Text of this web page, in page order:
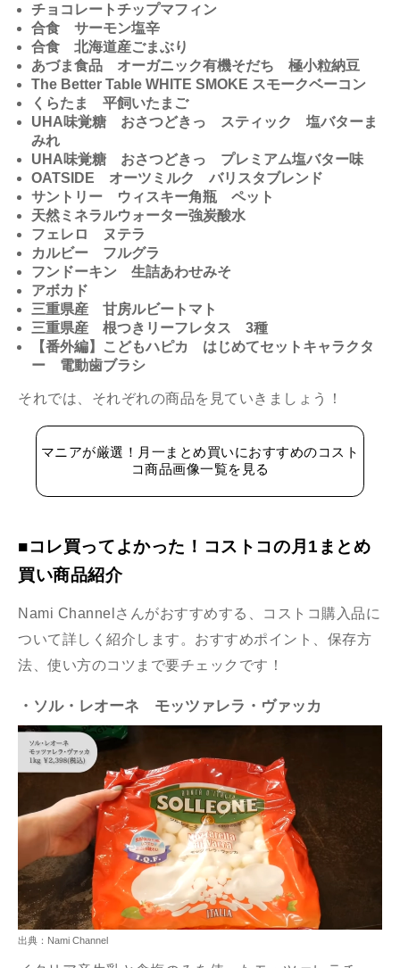
チョコレートチップマフィン
合食 サーモン塩辛
合食 北海道産ごまぶり
あづま食品 オーガニック有機そだち 極小粒納豆
The Better Table WHITE SMOKE スモークベーコン
くらたま 平飼いたまご
UHA味覚糖 おさつどきっ スティック 塩バターま
みれ
UHA味覚糖 おさつどきっ プレミアム塩バター味
OATSIDE オーツミルク バリスタブレンド
サントリー ウィスキー角瓶 ペット
天然ミネラルウォーター強炭酸水
フェレロ ヌテラ
カルビー フルグラ
フンドーキン 生詰あわせみそ
アボカド
三重県産 甘房ルビートマト
三重県産 根つきリーフレタス 3種
【番外編】こどもハピカ はじめてセットキャラクタ
ー 電動歯ブラシ
それでは、それぞれの商品を見ていきましょう！
マニアが厳選！月一まとめ買いにおすすめのコスト
コ商品画像一覧を見る
■コレ買ってよかった！コストコの月1まとめ
買い商品紹介
Nami Channelさんがおすすめする、コストコ購入品に
ついて詳しく紹介します。おすすめポイント、保存方
法、使い方のコツまで要チェックです！
・ソル・レオーネ モッツァレラ・ヴァッカ
出典：Nami Channel